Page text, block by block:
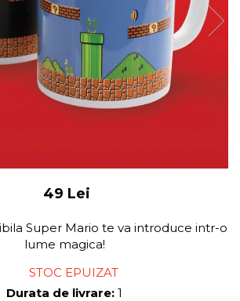
49 Lei
Super Mario te va introduce intr-o
lume magica!
STOC EPUIZAT
Durata de livrare: 1